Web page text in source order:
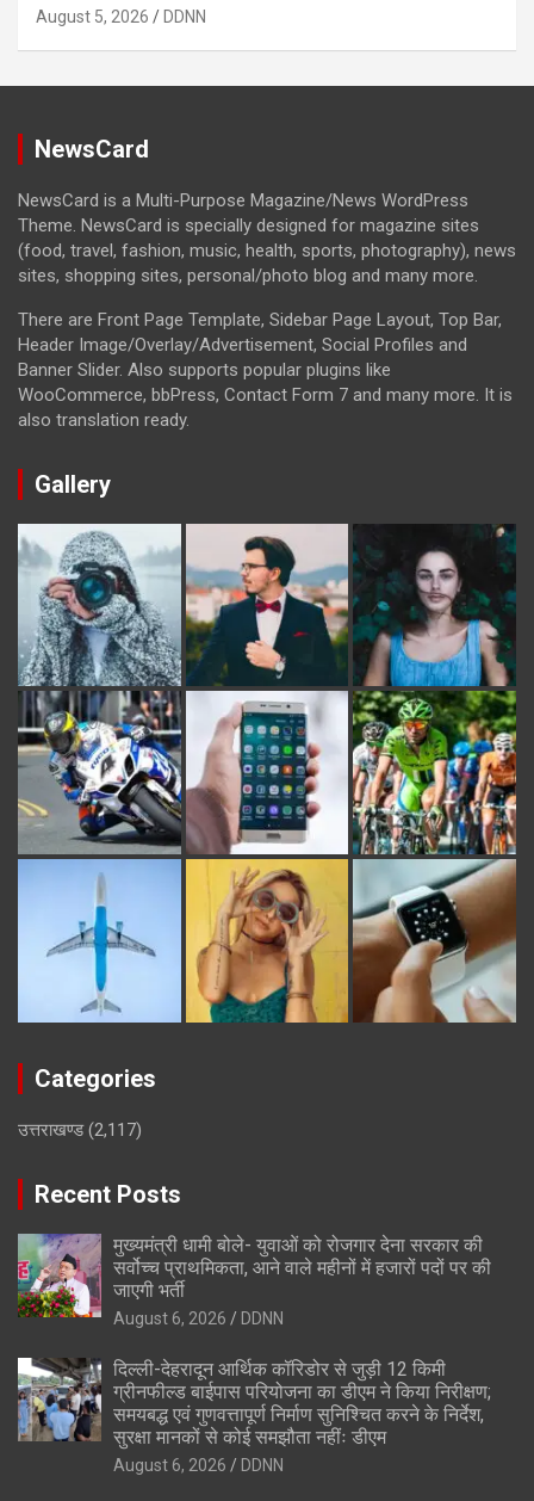
August 5, 2026 DDNN
NewsCard
NewsCard is a Multi-Purpose Magazine/News WordPress
Theme. NewsCard is specially designed for magazine sites
(food, travel, fashion, music, health, sports, photography), news
sites, shopping sites, personal/photo blog and many more.
There are Front Page Template, Sidebar Page Layout, Top Bar,
Header Image/Overlay/Advertisement, Social Profiles and
Banner Slider. Also supports popular plugins like
WooCommerce, bbPress, Contact Form 7 and many more. It is
also translation ready.
Gallery
Categories
उत्तराखण्ड(2,117)
Recent Posts
मुख्यमंत्री धामी बोले- युवाओं को रोजगार देना सरकार की
सर्वोच्च प्राथमिकता, आने वाले महीनों में हजारों पदों पर की
जाएगी भर्ती
August 6, 2026 DDNN
दिल्ली-देहरादून आर्थिक कॉरिडोर से जुड़ी 12 किमी
ग्रीनफील्ड बाईपास परियोजना का डीएम ने किया निरीक्षण;
समयबद्ध एवं गुणवत्तापूर्ण निर्माण सुनिश्चित करने के निर्देश,
सुरक्षा मानकों से कोई समझौता नहींः डीएम
August 6, 2026 DDNN